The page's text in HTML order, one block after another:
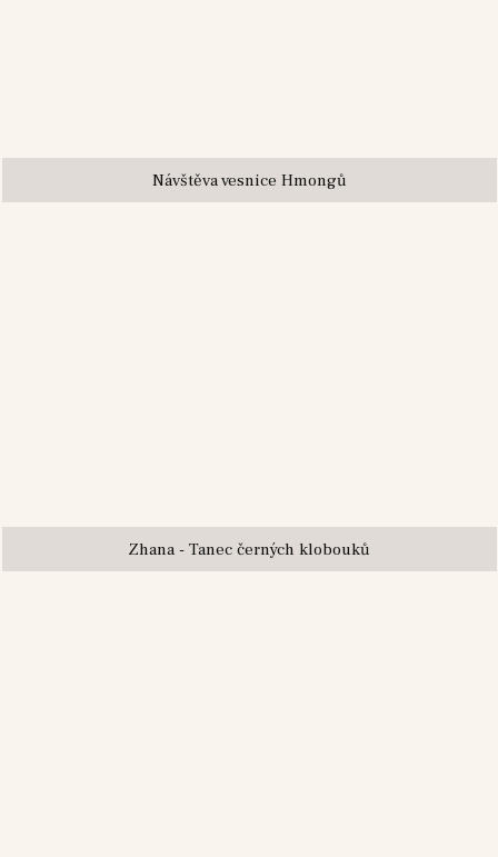
Návštěva vesnice Hmongů
Zhana - Tanec černých klobouků